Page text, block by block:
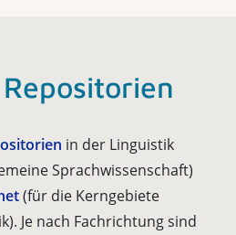
in der Linguistik
Sprachwissenschaft)
(für die Kerngebiete
Je nach Fachrichtung sind